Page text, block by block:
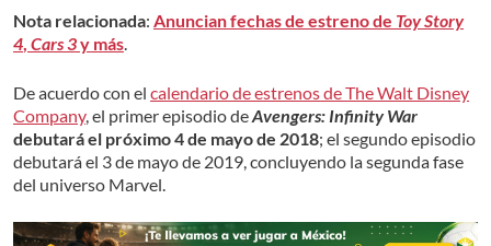
Nota relacionada: Anuncian fechas de estreno de Toy Story
4, Cars 3y más.
De acuerdo con el calendario de estrenos de The Walt Disney
Company, el primer episodio deAvengers: Infinity War
debutará el próximo 4 de mayo de 2018; el segundo episodio
debutará el 3 de mayo de 2019, concluyendo la segunda fase
del universo Marvel.